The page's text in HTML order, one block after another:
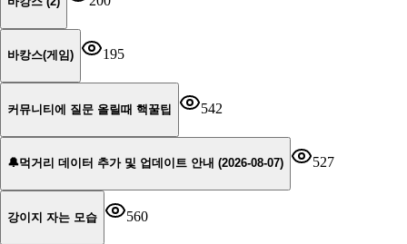
바캉스(게임) 195
커뮤니티에 질문 올릴때 핵꿀팁 542
🔔먹거리 데이터 추가 및 업데이트 안내 (2026-08-07) 527
강이지 자는 모습 560